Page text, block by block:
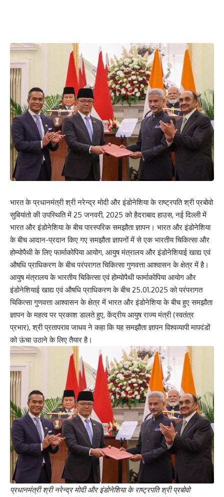
भारत के प्रधानमंत्री श्री नरेन्द्र मोदी और इंडोनेशिया के राष्ट्रपति श्री प्रबोवो
सुबियांतो की उपस्थिति में 25 जनवरी, 2025 को हैदराबाद हाउस, नई दिल्ली में
भारत और इंडोनेशिया के बीच पारस्‍परिक समझौता ज्ञापन। भारत और इंडोनेशिया
के बीच आदान-प्रदान किए गए समझौता ज्ञापनों में से एक भारतीय चिकित्सा और
होम्योपैथी के लिए फार्माकोपिया आयोग, आयुष मंत्रालय और इंडोनेशियाई खाद्य एवं
औषधि प्राधिकरण के बीच परंपरागत चिकित्सा गुणवत्ता आश्वासन के क्षेत्र में है।
आयुष मंत्रालय के भारतीय चिकित्सा एवं होम्योपैथी फार्माकोपिया आयोग और
इंडोनेशियाई खाद्य एवं औषधि प्राधिकरण के बीच 25.01.2025 को परंपरागत
चिकित्सा गुणवत्ता आश्वासन के क्षेत्र में भारत और इंडोनेशिया के बीच हुए समझौता
ज्ञापन के महत्व पर प्रकाश डालते हुए, केंद्रीय आयुष राज्य मंत्री (स्वतंत्र
प्रभार), श्री प्रतापराव जाधव ने कहा कि यह समझौता ज्ञापन विश्‍वव्‍यापी मापदंडों
को ऊंचा उठाने के लिए तैयार है।
प्रधानमंत्री श्री नरेन्द्र मोदी और इंडोनेशिया के राष्ट्रपति श्री प्रबोवो